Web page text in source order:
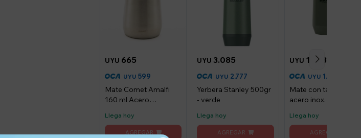
UYU 665
UYU 599
Mate Comet Amalfi
160 ml Acero
Llega hoy
UYU 3.085
UYU 2.777
Yerbera Stanley 500gr
- verde
Llega hoy
UYU 1.653
UYU 1.488
Mate con tapa
acero inox. 200ml -
Llega hoy